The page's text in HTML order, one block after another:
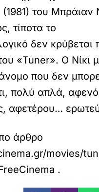
(1981) του Μπράιαν
τίποτα το
δεν κρύβεται
«Tuner». Ο Νίκι
που δεν
πολύ απλά,
αφετέρου…
άρθρο
movies/
.